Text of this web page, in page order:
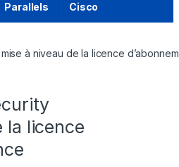
Parallels Cisco
à niveau de la licence
la licence